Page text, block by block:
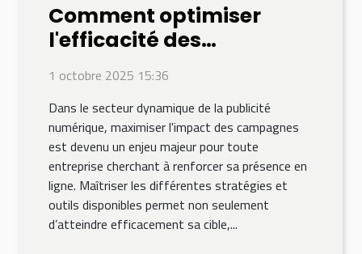
Comment optimiser
l'efficacité des
campagnes
publicitaires
numériques ?
1 octobre 2025 15:36
Dans le secteur dynamique de la publicité
numérique, maximiser l'impact des campagnes
est devenu un enjeu majeur pour toute
entreprise cherchant à renforcer sa présence en
ligne. Maîtriser les différentes stratégies et
outils disponibles permet non seulement
d’atteindre efficacement sa cible,...